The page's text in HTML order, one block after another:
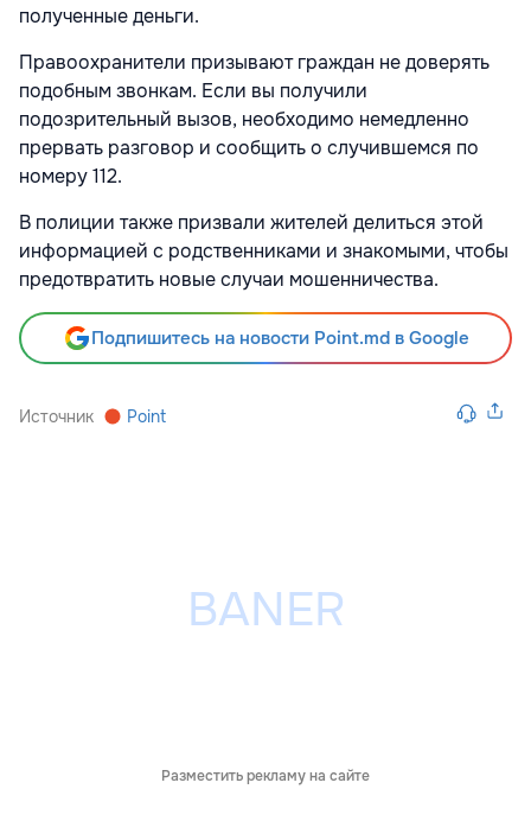
полученные деньги.
Правоохранители призывают граждан не доверять
подобным звонкам. Если вы получили
подозрительный вызов, необходимо немедленно
прервать разговор и сообщить о случившемся по
номеру 112.
В полиции также призвали жителей делиться этой
информацией с родственниками и знакомыми, чтобы
предотвратить новые случаи мошенничества.
Подпишитесь на новости Point.md в Google
Источник Point
Разместить рекламу на сайте